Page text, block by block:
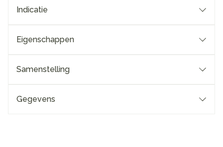
Indicatie
Eigenschappen
Samenstelling
Gegevens